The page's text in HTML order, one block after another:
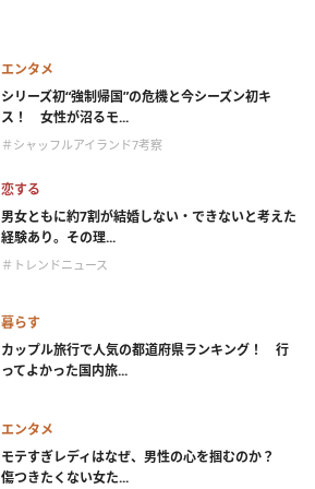
エンタメ
シリーズ初“強制帰国”の危機と今シーズン初キ
ス！ 女性が沼るモ...
＃シャッフルアイランド7考察
恋する
男女ともに約7割が結婚しない・できないと考えた
経験あり。その理...
＃トレンドニュース
暮らす
カップル旅行で人気の都道府県ランキング！ 行
ってよかった国内旅...
エンタメ
モテすぎレディはなぜ、男性の心を掴むのか？
傷つきたくない女た...